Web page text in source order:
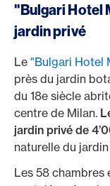
"Bulgari Hotel
jardin privé
Le "Bulgari Hotel
près du jardin
du 18e siècle
centre de Milan.
jardin privé de
naturelle du
Les 58 chambres